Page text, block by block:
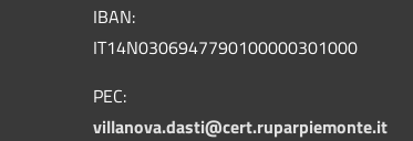
IBAN:
IT14N0306947790100000301000
PEC:
villanova.dasti@cert.ruparpiemonte.it